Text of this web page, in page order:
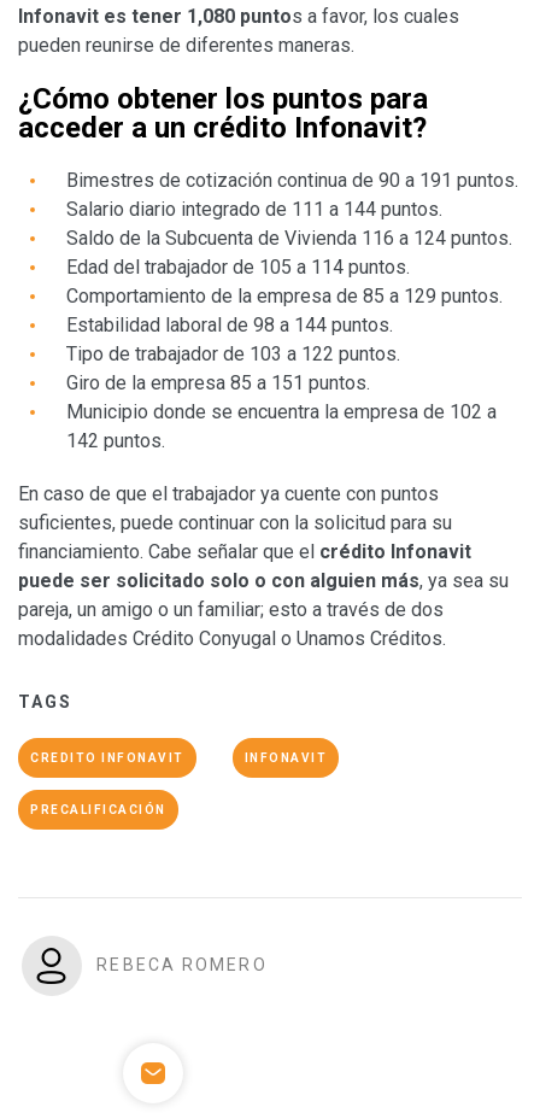
Infonavit es tener 1,080 puntos a favor, los cuales
pueden reunirse de diferentes maneras.
¿Cómo obtener los puntos para
acceder a un crédito Infonavit?
Bimestres de cotización continua de 90 a 191 puntos.
Salario diario integrado de 111 a 144 puntos.
Saldo de la Subcuenta de Vivienda 116 a 124 puntos.
Edad del trabajador de 105 a 114 puntos.
Comportamiento de la empresa de 85 a 129 puntos.
Estabilidad laboral de 98 a 144 puntos.
Tipo de trabajador de 103 a 122 puntos.
Giro de la empresa 85 a 151 puntos.
Municipio donde se encuentra la empresa de 102 a
142 puntos.
En caso de que el trabajador ya cuente con puntos
suficientes, puede continuar con la solicitud para su
financiamiento. Cabe señalar que el crédito Infonavit
puede ser solicitado solo o con alguien más, ya sea su
pareja, un amigo o un familiar; esto a través de dos
modalidades Crédito Conyugal o Unamos Créditos.
TAGS
CREDITO INFONAVIT INFONAVIT
PRECALIFICACIÓN
REBECA ROMERO